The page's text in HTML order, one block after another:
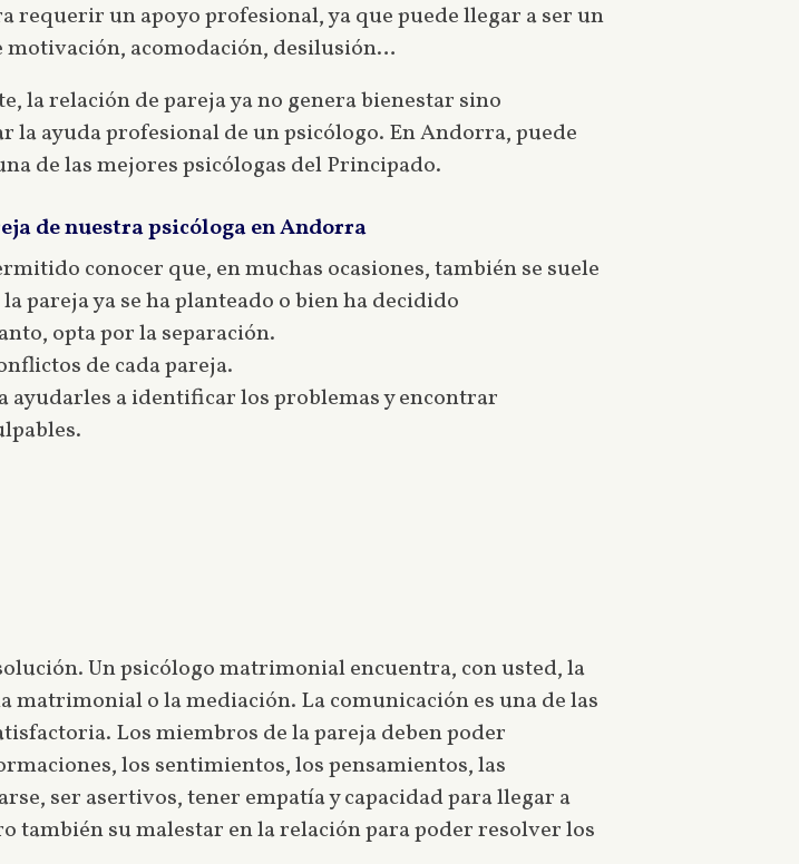
requerir un apoyo profesional, ya que puede llegar a ser un
motivación, acomodación, desilusión…
la relación de pareja ya no genera bienestar sino
la ayuda profesional de un psicólogo. En Andorra, puede
de las mejores psicólogas del Principado.
de nuestra psicóloga en Andorra
conocer que, en muchas ocasiones, también se suele
pareja ya se ha planteado o bien ha decidido
opta por la separación.
de cada pareja.
ayudarles a identificar los problemas y encontrar
Un psicólogo matrimonial encuentra, con usted, la
matrimonial o la mediación. La comunicación es una de las
Los miembros de la pareja deben poder
los sentimientos, los pensamientos, las
ser asertivos, tener empatía y capacidad para llegar a
también su malestar en la relación para poder resolver los